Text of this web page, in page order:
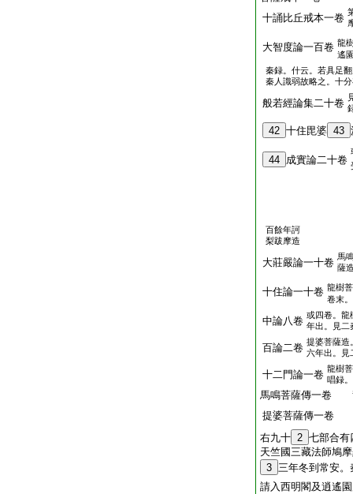
十誦比丘戒本一卷
大智度論一百卷 龍
遙
秦録。什云。若具足
秦人識弱故略之。十
般若經論集二十卷
42 十住毘婆 43
44 成實論二十卷
百餘年訶
梨跋摩造
大莊嚴論一十卷 馬
薩
十住論一十卷 龍樹
卷末
中論八卷 或四卷。龍
年出。見二
百論二卷 提婆菩薩造
六年出。見
十二門論一卷 龍樹
唱録
馬鳴菩薩傳一卷
提婆菩薩傳一卷
右九十 2 七部合有
天竺國三藏法師鳩
3 三年冬到常安。
請入西明閣及逍遙